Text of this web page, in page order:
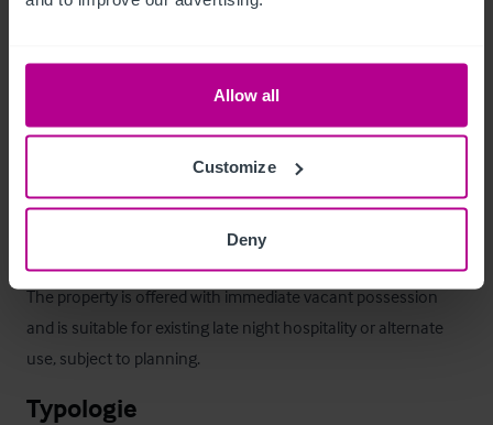
Allow all
Customize
Deny
Three office rooms, maintenance room, plant room, staff wc.
Mobilier et équipement
All fixtures and fittings are to be included within the sale
however, any items that are owned by a third party or
The property is offered with immediate vacant possession
and is suitable for existing late night hospitality or alternate
use, subject to planning.
Typologie